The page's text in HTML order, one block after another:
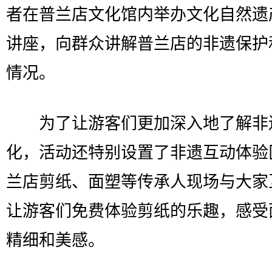
者在普兰店文化馆内举办文化自然
讲座，向群众讲解普兰店的非遗保
情况。
为了让游客们更加深入地了解非
化，活动还特别设置了非遗互动体
兰店剪纸、面塑等传承人现场与大
让游客们免费体验剪纸的乐趣，感
精细和美感。